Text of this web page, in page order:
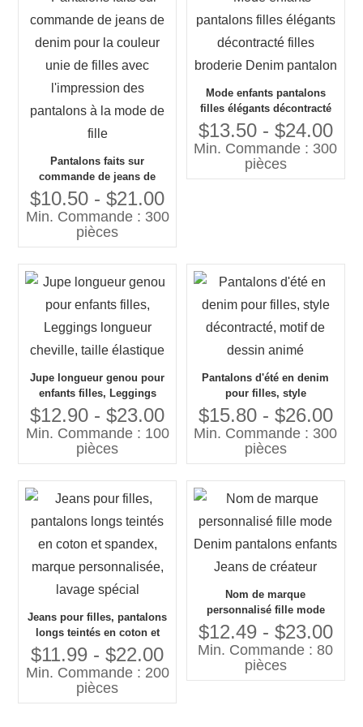
Pantalons faits sur
commande de jeans de
denim pour la couleur unie
de filles avec l'impression
des pantalons à la mode de
fille
$10.50 - $21.00
Min. Commande : 300
pièces
Mode enfants pantalons
filles élégants décontracté
filles broderie Denim
pantalon
$13.50 - $24.00
Min. Commande : 300
pièces
Jupe longueur genou pour
enfants filles, Leggings
longueur cheville, taille
élastique
$12.90 - $23.00
Min. Commande : 100
pièces
Pantalons d'été en denim
pour filles, style
décontracté, motif de dessin
animé
$15.80 - $26.00
Min. Commande : 300
pièces
Jeans pour filles, pantalons
longs teintés en coton et
spandex, marque
personnalisée, lavage
spécial
$11.99 - $22.00
Min. Commande : 200
pièces
Nom de marque
personnalisé fille mode
Denim pantalons enfants
Jeans de créateur
$12.49 - $23.00
Min. Commande : 80
pièces